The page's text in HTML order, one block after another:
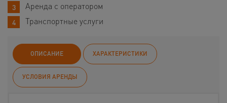
Аренда с оператором
Транспортные услуги
ОПИСАНИЕ ХАРАКТЕРИСТИКИ
УСЛОВИЯ АРЕНДЫ